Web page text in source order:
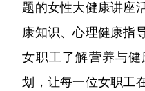
题的女性大健康讲座
康知识、心理健康指
女职工了解营养与
划，让每一位女职工